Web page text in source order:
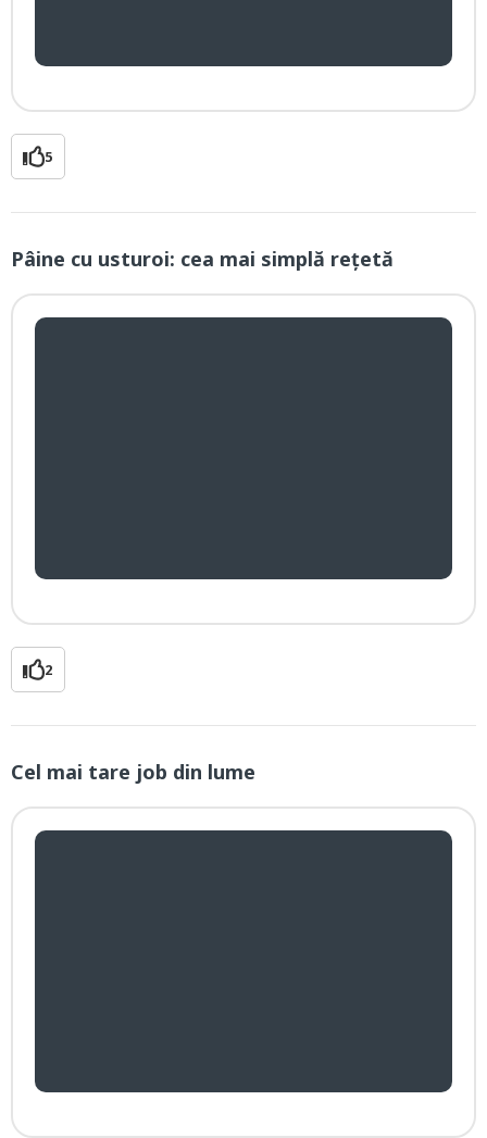
5
Pâine cu usturoi: cea mai simplă rețetă
2
Cel mai tare job din lume